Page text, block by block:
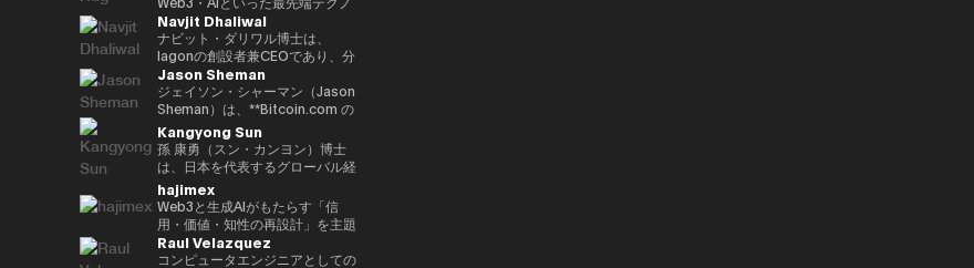
と、3年以内に100社以上のブロ
ックチェーン・スタートアップへ
の投資を目標に掲げている。 こ
れまでの投資ポートフォリオに
は、Mysten Labs（Sui）、
Gunzilla、Peaq Network をはじ
め、300を超えるプロジェクトが
含まれており、変革的テクノロジ
ーを見抜く鋭い洞察力を示してい
る。 資金提供にとどまらず、
Budki は World Economic
Forum や Binance Blockchain
Week などの国際的なイベントで
登壇する世界的に評価の高いスピ
ーカーでもある。市場動向やブロ
育、観光、農業、物流・交通、リ
スクおよび危機管理、メディア分
野） • 各種国際・国内カンファレ
ンス、サミット、ワークショッ
プ、イベントに参加 • 研究論文、
書籍、雑誌、メディア番組におい
て著者として参画
Pacific、Best Lawyers
rankings、Legal500で日本の
FinTechの弁護士としてそれぞれ
ランク・イン。
思考を整理し、自信を持ってコミ
ュニケーションを取り、仕事や日
常生活のあらゆる場面で「今」に
集中できる体験を提供します。
ーを務める。現在、世界10社以
上のベンチャーキャピタルの支援
に携わる。 また、ブロックチェ
ーンおよびイノベーション分野の
国際カンファレンス
UN:Block（ラトビア）、WAIB
Summit Monaco（モナコ）、
VI3NNA Congress（オーストリ
ア）、World Venture
Forum（オーストリア） などで
アンバサダーを務め、世界各地の
スタートアップエコシステムをつ
なぐ活動を行っている。 2013
年、Harvard Business
ます。 これまでのキャリアで
は、急成長スタートアップとグロ
ーバル企業の双方で経験を積んで
きました。Mycelの共同創業者と
して、次世代インターオペラビリ
ティ・インフラプロトコルのグロ
ーバルGTM、パートナーシッ
プ、投資家対応、オペレーション
をリードしました。Web3業界に
参入する以前は、LinkedInにて
Global Enterprise Sales
Directorを務め、日本の大手多国
籍企業との戦略的パートナーシッ
プ構築や、大規模SaaS導入プロ
ライアンス、長期的な持続可能性
を監督する役割を信頼されて担っ
ている。 法学を基盤とするキャ
リアを持つ Marc は、以前、主要
なオフショア法律事務所において
カウンセル（法律顧問）を務め、
同事務所のグローバル Web3 プ
ラクティスの中核的設計者として
活躍した。その分野における権威
として、主要な法律ディレクトリ
ーからも高く評価されている。こ
のような法曹としての確かな経歴
と、長年にわたる最前線でのアド
バイザリー経験により、Marc は
フロンティアテクノロジーへの投
資に注力している。アイヤーはシ
リコンバレーで長年の経験を持つ
ベテランである。 2005年に
Microsoft にてプロダクトマネー
ジャーとしてキャリアをスタート
し、その後 Trusted を創業。同
社は2018年に上場企業である
Care に買収された。その後、
Lightspeed に参画し、ベンチャ
ーパートナーとして Phantom、
Alchemy、Arbitrum、Mysten な
どのブロックチェーン関連企業に
関与した。 学歴としては、パデ
ロジーが交差する領域で活躍する
実務家・研究者・教育者です。情
報経営イノベーション専門職大学
（iU）にて起業学 実務教授を務
めると同時に、
TEDxInnovationU のリードオー
ガナイザー兼ライセンシーとし
て、世代や分野を越えた知の共有
を推進しています。 三菱や富士
通などのグローバル企業へのコン
サルティング経験を通じ、企業イ
ノベーションやデジタルトランス
フォーメーション（DX）の実践
的知見を蓄積。中小企業から大企
Navjit Dhaliwal
ナビット・ダリワル博士は、
Iagonの創設者兼CEOであり、分
散型クラウドサービス業界を牽引
しています。Mjøsa
Tannklinikk、Arbo Lab AS、
CanPol ASなど、複数の成功した
企業を創業・運営した経験を持つ
ダリワル博士は、実績あるシリア
ルアントレプレナーです。ポズナ
ン医科大学とマクマスター大学で
学び、歯学のDDS（博士号）お
よび医学の学士号を取得していま
す。
Jason Sheman
ジェイソン・シャーマン（Jason
Sheman）は、**Bitcoin.com の
最高執行責任者（COO）**とし
て、暗号資産業界を代表するコン
シューマープラットフォームのグ
ローバルオペレーション全般を統
括しています。8年以上にわたり
同社に在籍し、アジア、中東、ヨ
ーロッパ、米国を含む地域での事
業拡大を支え、Bitcoin.com の
Kangyong Sun
孫 康勇（スン・カンヨン）博士
は、日本を代表するグローバル経
営教育機関の一つである一橋大学
大学院 経営管理研究科 国際企業
戦略専攻（Hitotsubashi
University Business School,
ICS）の准教授である。 ミネソタ
hajimex
Web3と生成AIがもたらす「信
用・価値・知性の再設計」を主題
に、テクノロジーと社会構造の交
点を探究するストラテジスト／ブ
Raul Velazquez
コンピュータエンジニアとしての